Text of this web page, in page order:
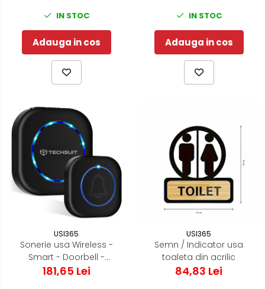
IN STOC
Adauga in cos
IN STOC
Adauga in cos
USI365
Sonerie usa Wireless -
Smart - Doorbell -
Acoperire 150m
181,65 Lei
USI365
Semn / Indicator usa
toaleta din acrilic
84,83 Lei